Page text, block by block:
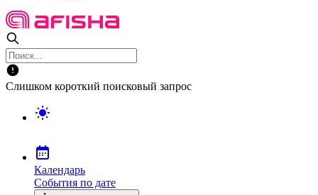
Слишком короткий поисковый запрос
Календарь
События по дате